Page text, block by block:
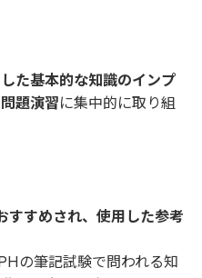
た基本的な知識のインプ
題演習に集中的に取り組
すすめされ、使用した参考
の筆記試験で問われる知